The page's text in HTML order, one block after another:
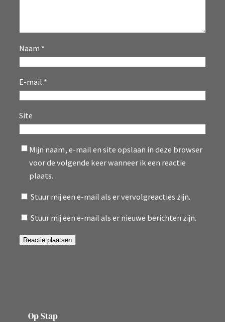
Naam *
E-mail *
Site
Mijn naam, e-mail en site opslaan in deze browser
voor de volgende keer wanneer ik een reactie
plaats.
Stuur mij een e-mail als er vervolgreacties zijn.
Stuur mij een e-mail als er nieuwe berichten zijn.
Op Stap